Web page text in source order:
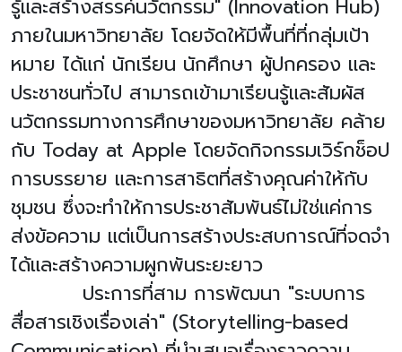
รู้และสร้างสรรค์นวัตกรรม" (Innovation Hub)
ภายในมหาวิทยาลัย โดยจัดให้มีพื้นที่ที่กลุ่มเป้า
หมาย ได้แก่ นักเรียน นักศึกษา ผู้ปกครอง และ
ประชาชนทั่วไป สามารถเข้ามาเรียนรู้และสัมผัส
นวัตกรรมทางการศึกษาของมหาวิทยาลัย คล้าย
กับ Today at Apple โดยจัดกิจกรรมเวิร์กช็อป
การบรรยาย และการสาธิตที่สร้างคุณค่าให้กับ
ชุมชน ซึ่งจะทำให้การประชาสัมพันธ์ไม่ใช่แค่การ
ส่งข้อความ แต่เป็นการสร้างประสบการณ์ที่จดจำ
ได้และสร้างความผูกพันระยะยาว
ประการที่สาม การพัฒนา "ระบบการ
สื่อสารเชิงเรื่องเล่า" (Storytelling-based